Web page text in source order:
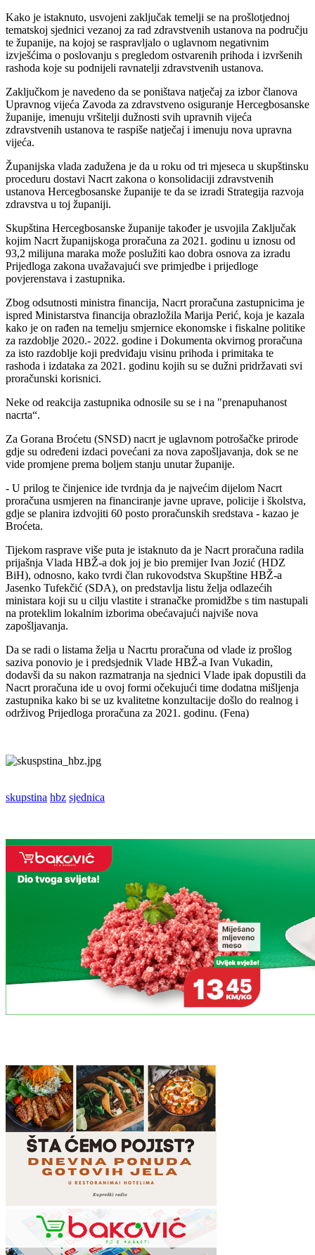
Kako je istaknuto, usvojeni zaključak temelji se na prošlotjednoj
tematskoj sjednici vezanoj za rad zdravstvenih ustanova na području
te županije, na kojoj se raspravljalo o uglavnom negativnim
izvješćima o poslovanju s pregledom ostvarenih prihoda i izvršenih
rashoda koje su podnijeli ravnatelji zdravstvenih ustanova.
Zaključkom je navedeno da se poništava natječaj za izbor članova
Upravnog vijeća Zavoda za zdravstveno osiguranje Hercegbosanske
županije, imenuju vršitelji dužnosti svih upravnih vijeća
zdravstvenih ustanova te raspiše natječaj i imenuju nova upravna
vijeća.
Županijska vlada zadužena je da u roku od tri mjeseca u skupštinsku
proceduru dostavi Nacrt zakona o konsolidaciji zdravstvenih
ustanova Hercegbosanske županije te da se izradi Strategija razvoja
zdravstva u toj županiji.
Skupština Hercegbosanske županije također je usvojila Zaključak
kojim Nacrt županijskoga proračuna za 2021. godinu u iznosu od
93,2 milijuna maraka može poslužiti kao dobra osnova za izradu
Prijedloga zakona uvažavajući sve primjedbe i prijedloge
povjerenstava i zastupnika.
Zbog odsutnosti ministra financija, Nacrt proračuna zastupnicima je
ispred Ministarstva financija obrazložila Marija Perić, koja je kazala
kako je on rađen na temelju smjernice ekonomske i fiskalne politike
za razdoblje 2020.- 2022. godine i Dokumenta okvirnog proračuna
za isto razdoblje koji predviđaju visinu prihoda i primitaka te
rashoda i izdataka za 2021. godinu kojih su se dužni pridržavati svi
proračunski korisnici.
Neke od reakcija zastupnika odnosile su se i na "prenapuhanost
nacrta“.
Za Gorana Broćetu (SNSD) nacrt je uglavnom potrošačke prirode
gdje su određeni izdaci povećani za nova zapošljavanja, dok se ne
vide promjene prema boljem stanju unutar županije.
- U prilog te činjenice ide tvrdnja da je najvećim dijelom Nacrt
proračuna usmjeren na financiranje javne uprave, policije i školstva,
gdje se planira izdvojiti 60 posto proračunskih sredstava - kazao je
Broćeta.
Tijekom rasprave više puta je istaknuto da je Nacrt proračuna radila
prijašnja Vlada HBŽ-a dok joj je bio premijer Ivan Jozić (HDZ
BiH), odnosno, kako tvrdi član rukovodstva Skupštine HBŽ-a
Jasenko Tufekčić (SDA), on predstavlja listu želja odlazećih
ministara koji su u cilju vlastite i stranačke promidžbe s tim nastupali
na proteklim lokalnim izborima obećavajući najviše nova
zapošljavanja.
Da se radi o listama želja u Nacrtu proračuna od vlade iz prošlog
saziva ponovio je i predsjednik Vlade HBŽ-a Ivan Vukadin,
dodavši da su nakon razmatranja na sjednici Vlade ipak dopustili da
Nacrt proračuna ide u ovoj formi očekujući time dodatna mišljenja
zastupnika kako bi se uz kvalitetne konzultacije došlo do realnog i
održivog Prijedloga proračuna za 2021. godinu. (Fena)
skupstina hbz sjednica